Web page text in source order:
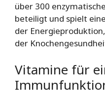
über 300
beteiligt und spielt
der
der
Vitamine für